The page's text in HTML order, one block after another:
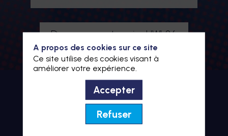
Devenez partenaire HWL26
Je m'inscris à HWL26
BIENVENUE À HWL26
le rendez-
A propos des cookies sur ce site
Ce site utilise des cookies visant à
améliorer votre expérience.
Accepter
Refuser